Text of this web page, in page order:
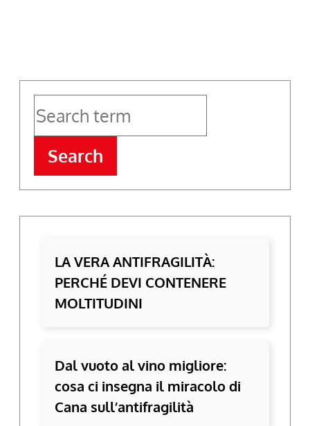
Search
LA VERA ANTIFRAGILITÀ:
PERCHÉ DEVI CONTENERE
MOLTITUDINI
Dal vuoto al vino migliore:
cosa ci insegna il miracolo di
Cana sull’antifragilità